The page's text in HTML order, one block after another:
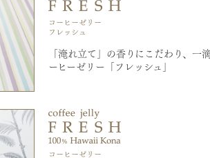
「淹れ立て」の香りにこだわり、一
ーヒーゼリー「フレッシュ」